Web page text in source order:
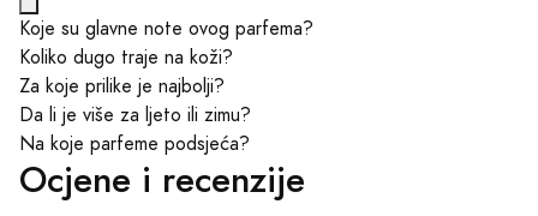
Koje su glavne note ovog parfema?
Koliko dugo traje na koži?
Za koje prilike je najbolji?
Da li je više za ljeto ili zimu?
Na koje parfeme podsjeća?
Ocjene i recenzije